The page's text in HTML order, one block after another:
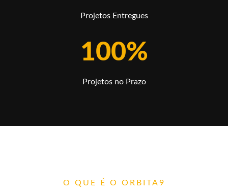
Projetos Entregues
100%
Projetos no Prazo
O QUE É O ORBITA9